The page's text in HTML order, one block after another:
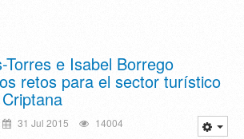
Torres e Isabel Borrego
retos para el sector turístico
31 Jul 2015 14004